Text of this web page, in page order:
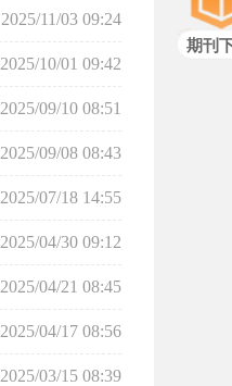
2025/11/03 09:24
2025/10/01 09:42
2025/09/10 08:51
2025/09/08 08:43
2025/07/18 14:55
2025/04/30 09:12
2025/04/21 08:45
2025/04/17 08:56
2025/03/15 08:39
期刊